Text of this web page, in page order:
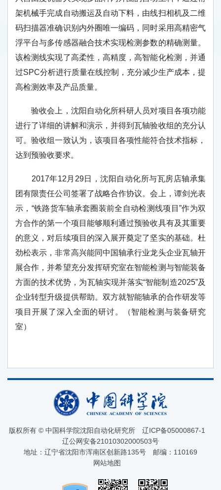
架机械手完成自动搬运及自动下料，由线扫相机及二维
码扫描器准确识别内外圈唯一编码，同时采用高精密气
浮平台与多传感器融合技术实现检测参数的精确测量。
该检测线实现了高柔性，高精度，高智能化检测，并通
过SPC分析进行质量在线控制，充分减少生产成本，提
高检测效率及产品质量。
验收会上，沈阳自动化所科研人员对项目各项功能
进行了详细的讲解和演示，并得到瓦轴验收组的充分认
可。验收组一致认为，该项目各项性能符合技术指标，
达到预验收要求。
2017年12月29日，沈阳自动化所与瓦房店轴承集
团有限责任公司签署了战略合作协议。会上，谭剑光表
示，“铁路货车轴承套圈装前全自动检测线项目”作为双
方合作的第一个项目能够顺利通过预验收具有及其重要
的意义，对后续项目的深入展开奠定了坚实的基础。杜
劲松表示，非常高兴能同中国轴承行业龙头企业瓦轴开
展合作，并希望充分发挥研究室在智能检测与智能装备
方面的技术优势，为瓦轴实现并落实“智能制造2025”及
企业转型升级提供帮助。双方就智能轴承的合作研发等
项目开展了深入全面的研讨。（智能检测与装备研究
室）
版权所有 © 中国科学院沈阳自动化研究所 辽ICP备05000867-1
辽公网安备21010302000503号
地址：辽宁省沈阳市浑南区创新路135号 邮编：110169
网站地图